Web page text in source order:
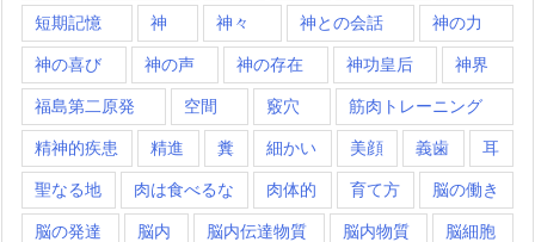
短期記憶 神 神々 神との会話 神の力
神の喜び 神の声 神の存在 神功皇后 神界
福島第二原発 空間 竅穴 筋肉トレーニング
精神的疾患 精進 糞 細かい 美顔 義歯 耳
聖なる地 肉は食べるな 肉体的 育て方 脳の働き
脳の発達 脳内 脳内伝達物質 脳内物質 脳細胞